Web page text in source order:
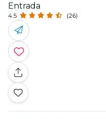
Entrada
4.5 (26)